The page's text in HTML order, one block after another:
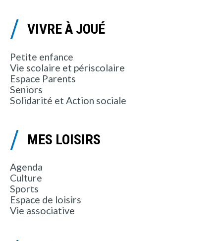
VIVRE À JOUÉ
Petite enfance
Vie scolaire et périscolaire
Espace Parents
Seniors
Solidarité et Action sociale
MES LOISIRS
Agenda
Culture
Sports
Espace de loisirs
Vie associative